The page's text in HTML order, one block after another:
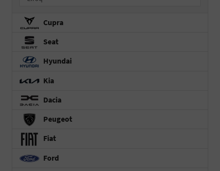
Cupra
Seat
Hyundai
Kia
Dacia
Peugeot
Fiat
Ford